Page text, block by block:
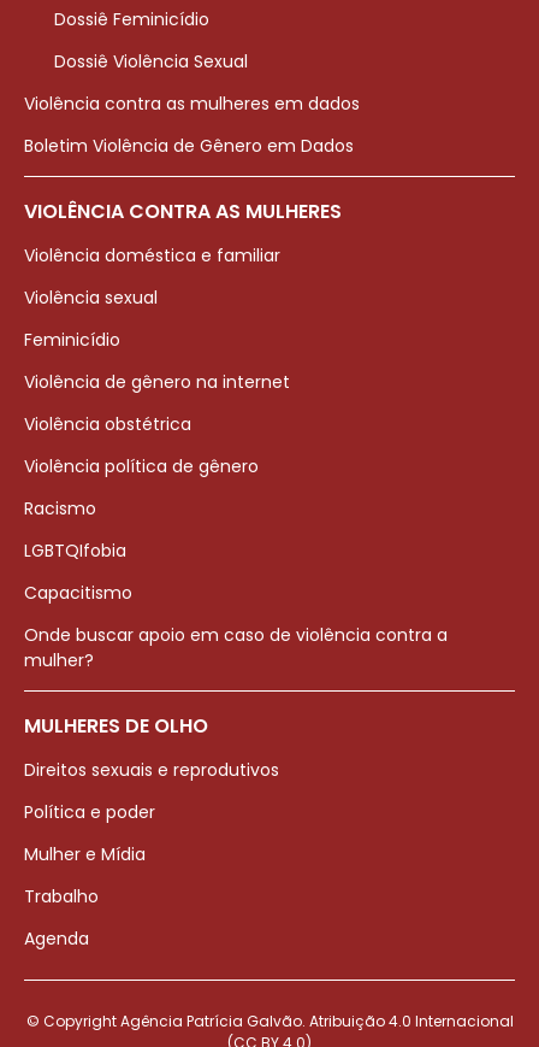
Dossiê Feminicídio
Dossiê Violência Sexual
Violência contra as mulheres em dados
Boletim Violência de Gênero em Dados
VIOLÊNCIA CONTRA AS MULHERES
Violência doméstica e familiar
Violência sexual
Feminicídio
Violência de gênero na internet
Violência obstétrica
Violência política de gênero
Racismo
LGBTQIfobia
Capacitismo
Onde buscar apoio em caso de violência contra a
mulher?
MULHERES DE OLHO
Direitos sexuais e reprodutivos
Política e poder
Mulher e Mídia
Trabalho
Agenda
© Copyright Agência Patrícia Galvão. Atribuição 4.0 Internacional